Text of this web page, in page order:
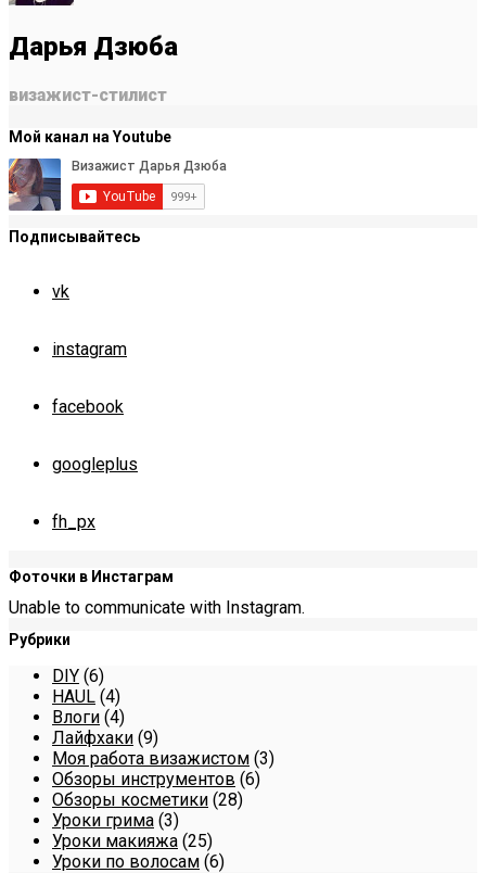
Дарья Дзюба
визажист-стилист
Мой канал на Youtube
Подписывайтесь
vk
instagram
facebook
googleplus
fh_px
Фоточки в Инстаграм
Unable to communicate with Instagram.
Рубрики
DIY (6)
HAUL (4)
Влоги (4)
Лайфхаки (9)
Моя работа визажистом (3)
Обзоры инструментов (6)
Обзоры косметики (28)
Уроки грима (3)
Уроки макияжа (25)
Уроки по волосам (6)